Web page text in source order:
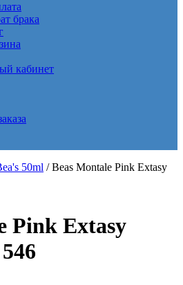
брака
кабинет
50ml / Beas Montale Pink Extasy
Pink Extasy